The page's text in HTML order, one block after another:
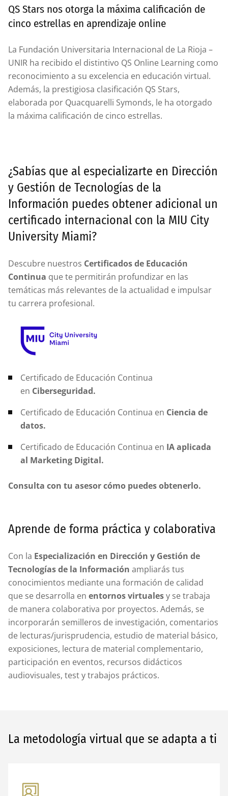
QS Stars nos otorga la máxima calificación de
cinco estrellas en aprendizaje online
La Fundación Universitaria Internacional de La Rioja –
UNIR ha recibido el distintivo QS Online Learning como
reconocimiento a su excelencia en educación virtual.
Además, la prestigiosa clasificación QS Stars,
elaborada por Quacquarelli Symonds, le ha otorgado
la máxima calificación de cinco estrellas.
¿Sabías que al especializarte en Dirección
y Gestión de Tecnologías de la
Información puedes obtener adicional un
certificado internacional con la MIU City
University Miami?
Descubre nuestros Certificados de Educación
Continua que te permitirán profundizar en las
temáticas más relevantes de la actualidad e impulsar
tu carrera profesional.
Certificado de Educación Continua
en Ciberseguridad.
Certificado de Educación Continua en Ciencia de
datos.
Certificado de Educación Continua en IA aplicada
al Marketing Digital.
Consulta con tu asesor cómo puedes obtenerlo.
Aprende de forma práctica y colaborativa
Con la Especialización en Dirección y Gestión de
Tecnologías de la Información ampliarás tus
conocimientos mediante una formación de calidad
que se desarrolla en entornos virtualesy se trabaja
de manera colaborativa por proyectos. Además, se
incorporarán semilleros de investigación, comentarios
de lecturas/jurisprudencia, estudio de material básico,
exposiciones, lectura de material complementario,
participación en eventos, recursos didácticos
audiovisuales, test y trabajos prácticos.
La metodología virtual que se adapta a ti